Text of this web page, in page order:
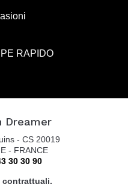
- VE
SRL
RAPIDO
Dreamer
- CS 20019
- FRANCE
30 30 90
contrattuali.